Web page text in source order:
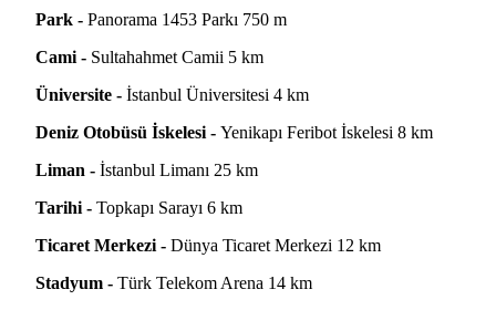
Park - Panorama 1453 Parkı 750 m
Cami - Sultahahmet Camii 5 km
Üniversite - İstanbul Üniversitesi 4 km
Deniz Otobüsü İskelesi - Yenikapı Feribot İskelesi 8 km
Liman - İstanbul Limanı 25 km
Tarihi - Topkapı Sarayı 6 km
Ticaret Merkezi - Dünya Ticaret Merkezi 12 km
Stadyum - Türk Telekom Arena 14 km